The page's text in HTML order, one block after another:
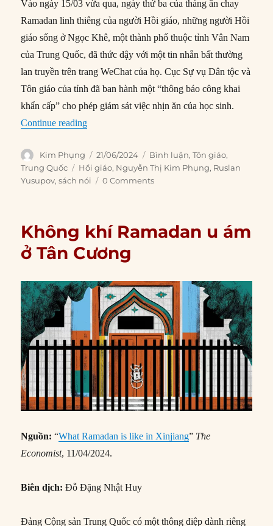
Vào ngày 15/03 vừa qua, ngày thứ ba của tháng ăn chay
Ramadan linh thiêng của người Hồi giáo, những người Hồi
giáo sống ở Ngọc Khê, một thành phố thuộc tỉnh Vân Nam
của Trung Quốc, đã thức dậy với một tin nhắn bất thường
lan truyền trên trang WeChat của họ. Cục Sự vụ Dân tộc và
Tôn giáo của tỉnh đã ban hành một “thông báo công khai
khẩn cấp” cho phép giám sát việc nhịn ăn của học sinh.
Continue reading“Cuộc đàn áp Hồi giáo của Bắc Kinh đang
Author
Kim Phụng
Posted
on
21/06/2024 Categories
Bình luận,Tôn giáo,
Trung Quốc
Tags
Hồi giáo, Nguyễn Thị Kim Phụng, Ruslan
Yusupov,sách nói 0 Comments
Không khí Ramadan u ám
ở Tân Cương
Nguồn: “What Ramadan is like in Xinjiang” The
Economist, 11/04/2024.
Biên dịch:Đỗ Đặng Nhật Huy
Đảng Cộng sản Trung Quốc có một thông điệp dành riêng